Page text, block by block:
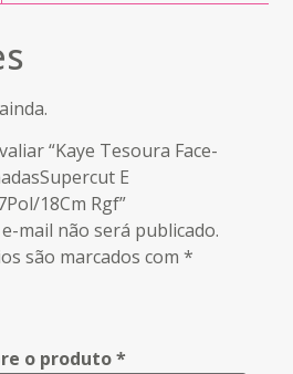
“Kaye Tesoura Face-
E
18Cm Rgf”
mail não será publicado.
são marcados com*
o produto*